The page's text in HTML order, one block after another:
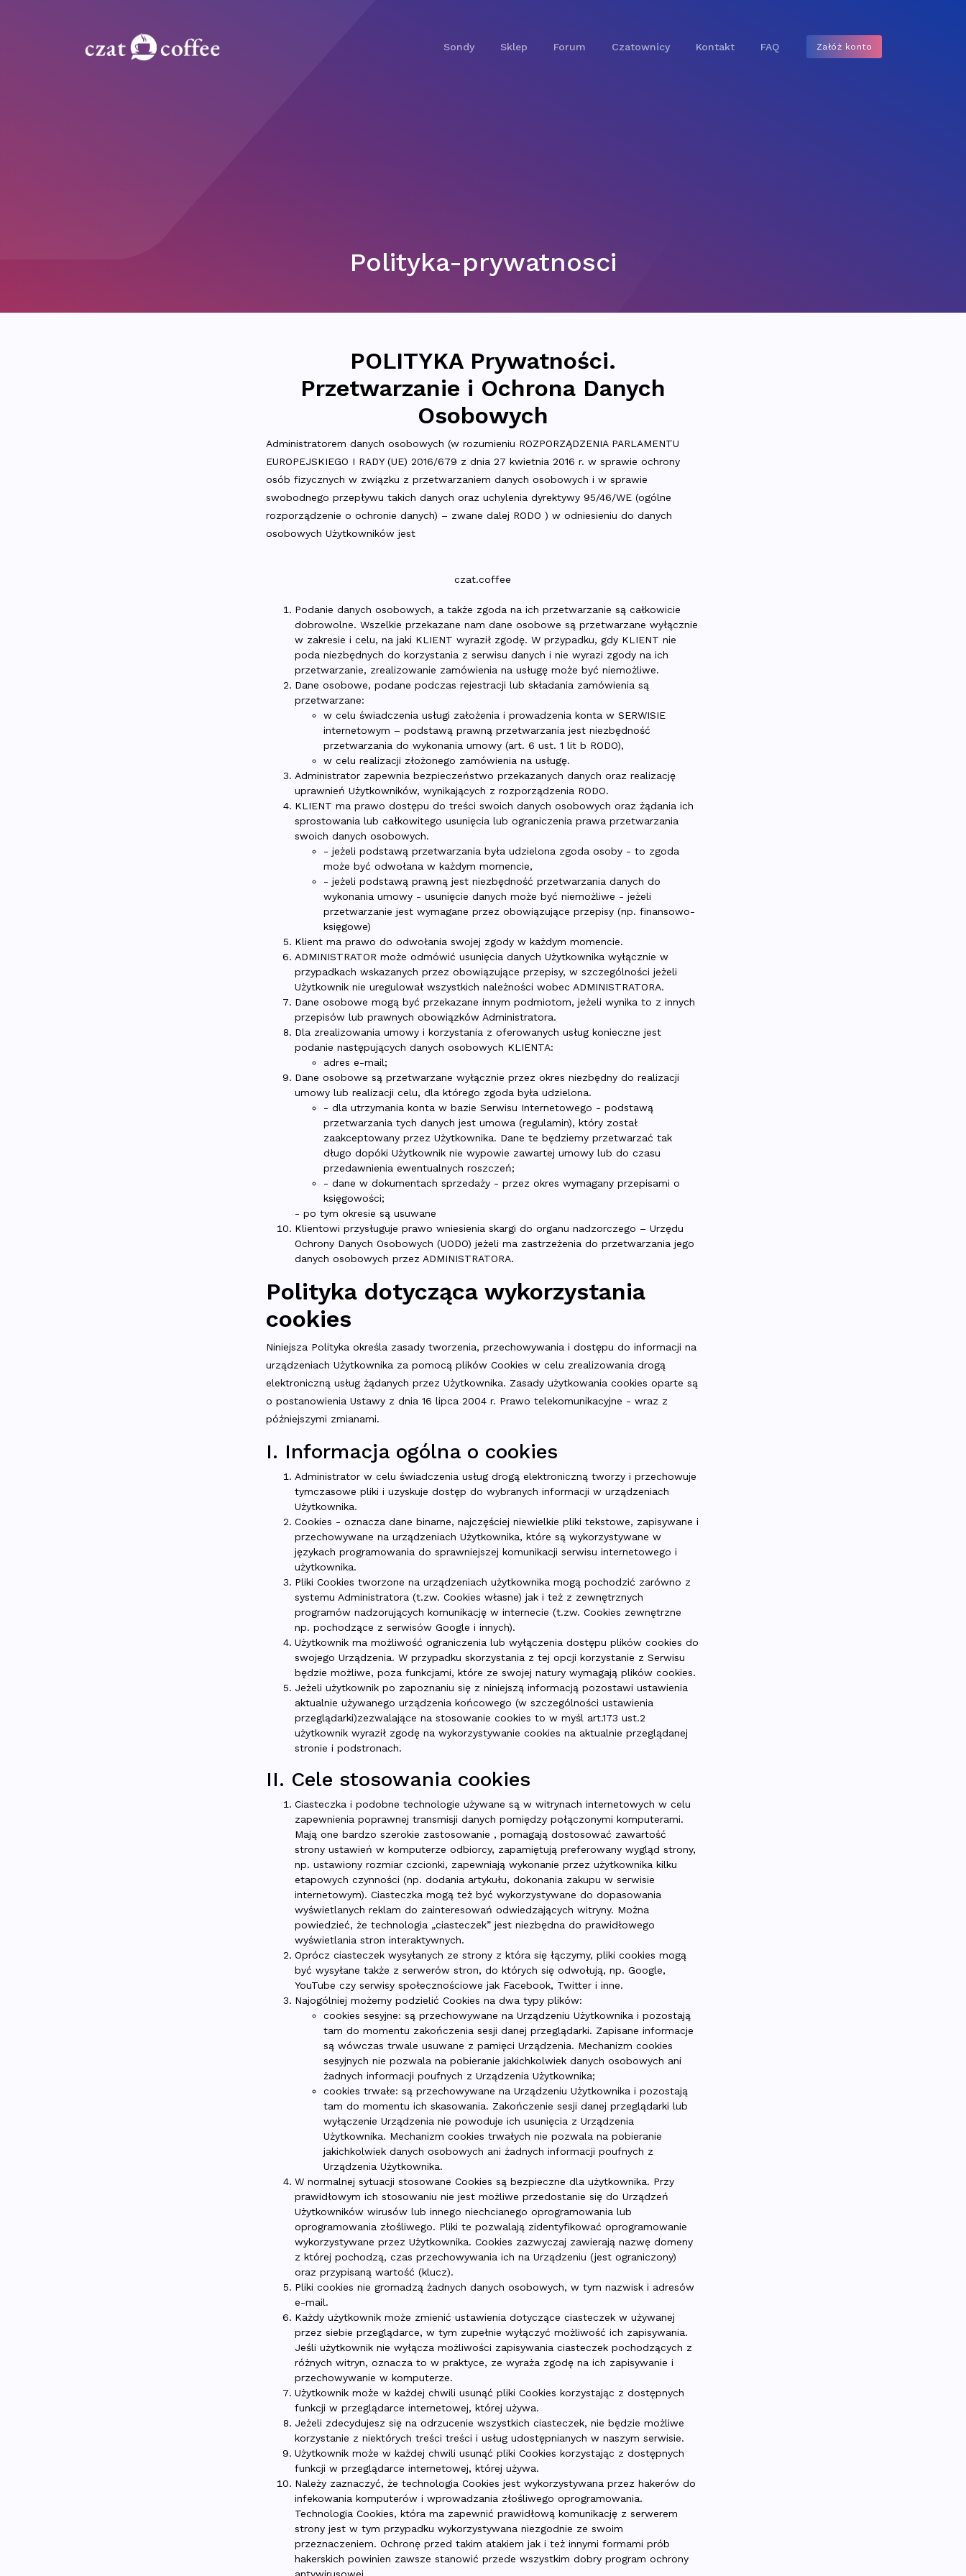
Sondy Sklep Forum Czatownicy Kontakt FAQ Załóż konto
Polityka-prywatnosci
POLITYKA Prywatności.
Przetwarzanie i Ochrona Danych
Osobowych
Administratorem danych osobowych (w rozumieniu ROZPORZĄDZENIA PARLAMENTU
EUROPEJSKIEGO I RADY (UE) 2016/679 z dnia 27 kwietnia 2016 r. w sprawie ochrony
osób fizycznych w związku z przetwarzaniem danych osobowych i w sprawie
swobodnego przepływu takich danych oraz uchylenia dyrektywy 95/46/WE (ogólne
rozporządzenie o ochronie danych) – zwane dalej RODO ) w odniesieniu do danych
osobowych Użytkowników jest
czat.coffee
Podanie danych osobowych, a także zgoda na ich przetwarzanie są całkowicie
dobrowolne. Wszelkie przekazane nam dane osobowe są przetwarzane wyłącznie
w zakresie i celu, na jaki KLIENT wyraził zgodę. W przypadku, gdy KLIENT nie
poda niezbędnych do korzystania z serwisu danych i nie wyrazi zgody na ich
przetwarzanie, zrealizowanie zamówienia na usługę może być niemożliwe.
Dane osobowe, podane podczas rejestracji lub składania zamówienia są
przetwarzane:
w celu świadczenia usługi założenia i prowadzenia konta w SERWISIE
internetowym – podstawą prawną przetwarzania jest niezbędność
przetwarzania do wykonania umowy (art. 6 ust. 1 lit b RODO),
w celu realizacji złożonego zamówienia na usługę.
Administrator zapewnia bezpieczeństwo przekazanych danych oraz realizację
uprawnień Użytkowników, wynikających z rozporządzenia RODO.
KLIENT ma prawo dostępu do treści swoich danych osobowych oraz żądania ich
sprostowania lub całkowitego usunięcia lub ograniczenia prawa przetwarzania
swoich danych osobowych.
- jeżeli podstawą przetwarzania była udzielona zgoda osoby - to zgoda
może być odwołana w każdym momencie,
- jeżeli podstawą prawną jest niezbędność przetwarzania danych do
wykonania umowy - usunięcie danych może być niemożliwe - jeżeli
przetwarzanie jest wymagane przez obowiązujące przepisy (np. finansowo-
księgowe)
Klient ma prawo do odwołania swojej zgody w każdym momencie.
ADMINISTRATOR może odmówić usunięcia danych Użytkownika wyłącznie w
przypadkach wskazanych przez obowiązujące przepisy, w szczególności jeżeli
Użytkownik nie uregulował wszystkich należności wobec ADMINISTRATORA.
Dane osobowe mogą być przekazane innym podmiotom, jeżeli wynika to z innych
przepisów lub prawnych obowiązków Administratora.
Dla zrealizowania umowy i korzystania z oferowanych usług konieczne jest
podanie następujących danych osobowych KLIENTA:
adres e-mail;
Dane osobowe są przetwarzane wyłącznie przez okres niezbędny do realizacji
umowy lub realizacji celu, dla którego zgoda była udzielona.
- dla utrzymania konta w bazie Serwisu Internetowego - podstawą
przetwarzania tych danych jest umowa (regulamin), który został
zaakceptowany przez Użytkownika. Dane te będziemy przetwarzać tak
długo dopóki Użytkownik nie wypowie zawartej umowy lub do czasu
przedawnienia ewentualnych roszczeń;
- dane w dokumentach sprzedaży - przez okres wymagany przepisami o
księgowości;
- po tym okresie są usuwane
Klientowi przysługuje prawo wniesienia skargi do organu nadzorczego – Urzędu
Ochrony Danych Osobowych (UODO) jeżeli ma zastrzeżenia do przetwarzania jego
danych osobowych przez ADMINISTRATORA.
Polityka dotycząca wykorzystania
cookies
Niniejsza Polityka określa zasady tworzenia, przechowywania i dostępu do informacji na
urządzeniach Użytkownika za pomocą plików Cookies w celu zrealizowania drogą
elektroniczną usług żądanych przez Użytkownika. Zasady użytkowania cookies oparte są
o postanowienia Ustawy z dnia 16 lipca 2004 r. Prawo telekomunikacyjne - wraz z
późniejszymi zmianami.
I. Informacja ogólna o cookies
Administrator w celu świadczenia usług drogą elektroniczną tworzy i przechowuje
tymczasowe pliki i uzyskuje dostęp do wybranych informacji w urządzeniach
Użytkownika.
Cookies - oznacza dane binarne, najczęściej niewielkie pliki tekstowe, zapisywane i
przechowywane na urządzeniach Użytkownika, które są wykorzystywane w
językach programowania do sprawniejszej komunikacji serwisu internetowego i
użytkownika.
Pliki Cookies tworzone na urządzeniach użytkownika mogą pochodzić zarówno z
systemu Administratora (t.zw. Cookies własne) jak i też z zewnętrznych
programów nadzorujących komunikację w internecie (t.zw. Cookies zewnętrzne
np. pochodzące z serwisów Google i innych).
Użytkownik ma możliwość ograniczenia lub wyłączenia dostępu plików cookies do
swojego Urządzenia. W przypadku skorzystania z tej opcji korzystanie z Serwisu
będzie możliwe, poza funkcjami, które ze swojej natury wymagają plików cookies.
Jeżeli użytkownik po zapoznaniu się z niniejszą informacją pozostawi ustawienia
aktualnie używanego urządzenia końcowego (w szczególności ustawienia
przeglądarki)zezwalające na stosowanie cookies to w myśl art.173 ust.2
użytkownik wyraził zgodę na wykorzystywanie cookies na aktualnie przeglądanej
stronie i podstronach.
II. Cele stosowania cookies
Ciasteczka i podobne technologie używane są w witrynach internetowych w celu
zapewnienia poprawnej transmisji danych pomiędzy połączonymi komputerami.
Mają one bardzo szerokie zastosowanie , pomagają dostosować zawartość
strony ustawień w komputerze odbiorcy, zapamiętują preferowany wygląd strony,
np. ustawiony rozmiar czcionki, zapewniają wykonanie przez użytkownika kilku
etapowych czynności (np. dodania artykułu, dokonania zakupu w serwisie
internetowym). Ciasteczka mogą też być wykorzystywane do dopasowania
wyświetlanych reklam do zainteresowań odwiedzających witryny. Można
powiedzieć, że technologia „ciasteczek” jest niezbędna do prawidłowego
wyświetlania stron interaktywnych.
Oprócz ciasteczek wysyłanych ze strony z która się łączymy, pliki cookies mogą
być wysyłane także z serwerów stron, do których się odwołują, np. Google,
YouTube czy serwisy społecznościowe jak Facebook, Twitter i inne.
Najogólniej możemy podzielić Cookies na dwa typy plików:
cookies sesyjne: są przechowywane na Urządzeniu Użytkownika i pozostają
tam do momentu zakończenia sesji danej przeglądarki. Zapisane informacje
są wówczas trwale usuwane z pamięci Urządzenia. Mechanizm cookies
sesyjnych nie pozwala na pobieranie jakichkolwiek danych osobowych ani
żadnych informacji poufnych z Urządzenia Użytkownika;
cookies trwałe: są przechowywane na Urządzeniu Użytkownika i pozostają
tam do momentu ich skasowania. Zakończenie sesji danej przeglądarki lub
wyłączenie Urządzenia nie powoduje ich usunięcia z Urządzenia
Użytkownika. Mechanizm cookies trwałych nie pozwala na pobieranie
jakichkolwiek danych osobowych ani żadnych informacji poufnych z
Urządzenia Użytkownika.
W normalnej sytuacji stosowane Cookies są bezpieczne dla użytkownika. Przy
prawidłowym ich stosowaniu nie jest możliwe przedostanie się do Urządzeń
Użytkowników wirusów lub innego niechcianego oprogramowania lub
oprogramowania złośliwego. Pliki te pozwalają zidentyfikować oprogramowanie
wykorzystywane przez Użytkownika. Cookies zazwyczaj zawierają nazwę domeny
z której pochodzą, czas przechowywania ich na Urządzeniu (jest ograniczony)
oraz przypisaną wartość (klucz).
Pliki cookies nie gromadzą żadnych danych osobowych, w tym nazwisk i adresów
e-mail.
Każdy użytkownik może zmienić ustawienia dotyczące ciasteczek w używanej
przez siebie przeglądarce, w tym zupełnie wyłączyć możliwość ich zapisywania.
Jeśli użytkownik nie wyłącza możliwości zapisywania ciasteczek pochodzących z
różnych witryn, oznacza to w praktyce, ze wyraża zgodę na ich zapisywanie i
przechowywanie w komputerze.
Użytkownik może w każdej chwili usunąć pliki Cookies korzystając z dostępnych
funkcji w przeglądarce internetowej, której używa.
Jeżeli zdecydujesz się na odrzucenie wszystkich ciasteczek, nie będzie możliwe
korzystanie z niektórych treści treści i usług udostępnianych w naszym serwisie.
Użytkownik może w każdej chwili usunąć pliki Cookies korzystając z dostępnych
funkcji w przeglądarce internetowej, której używa.
Należy zaznaczyć, że technologia Cookies jest wykorzystywana przez hakerów do
infekowania komputerów i wprowadzania złośliwego oprogramowania.
Technologia Cookies, która ma zapewnić prawidłową komunikację z serwerem
strony jest w tym przypadku wykorzystywana niezgodnie ze swoim
przeznaczeniem. Ochronę przed takim atakiem jak i też innymi formami prób
hakerskich powinien zawsze stanowić przede wszystkim dobry program ochrony